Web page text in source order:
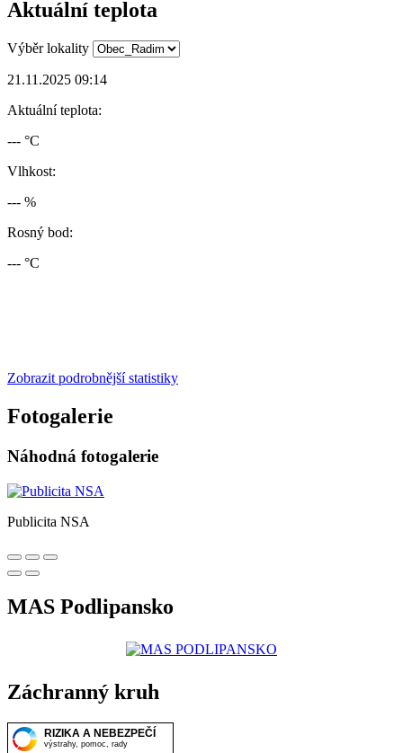
Aktuální teplota
Výběr lokality
21.11.2025 09:14
Aktuální teplota:
--- °C
Vlhkost:
--- %
Rosný bod:
--- °C
Zobrazit podrobnější statistiky
Fotogalerie
Náhodná fotogalerie
Publicita NSA
MAS Podlipansko
Záchranný kruh